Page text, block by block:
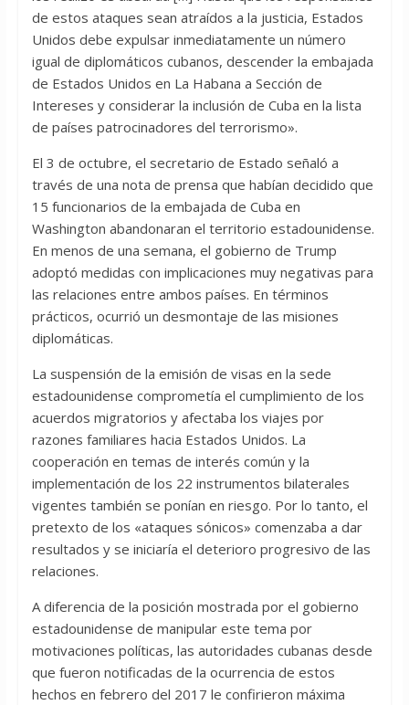
de estos ataques sean atraídos a la justicia, Estados
Unidos debe expulsar inmediatamente un número
igual de diplomáticos cubanos, descender la embajada
de Estados Unidos en La Habana a Sección de
Intereses y considerar la inclusión de Cuba en la lista
de países patrocinadores del terrorismo».
El 3 de octubre, el secretario de Estado señaló a
través de una nota de prensa que habían decidido que
15 funcionarios de la embajada de Cuba en
Washington abandonaran el territorio estadounidense.
En menos de una semana, el gobierno de Trump
adoptó medidas con implicaciones muy negativas para
las relaciones entre ambos países. En términos
prácticos, ocurrió un desmontaje de las misiones
diplomáticas.
La suspensión de la emisión de visas en la sede
estadounidense comprometía el cumplimiento de los
acuerdos migratorios y afectaba los viajes por
razones familiares hacia Estados Unidos. La
cooperación en temas de interés común y la
implementación de los 22 instrumentos bilaterales
vigentes también se ponían en riesgo. Por lo tanto, el
pretexto de los «ataques sónicos» comenzaba a dar
resultados y se iniciaría el deterioro progresivo de las
relaciones.
A diferencia de la posición mostrada por el gobierno
estadounidense de manipular este tema por
motivaciones políticas, las autoridades cubanas desde
que fueron notificadas de la ocurrencia de estos
hechos en febrero del 2017 le confirieron máxima